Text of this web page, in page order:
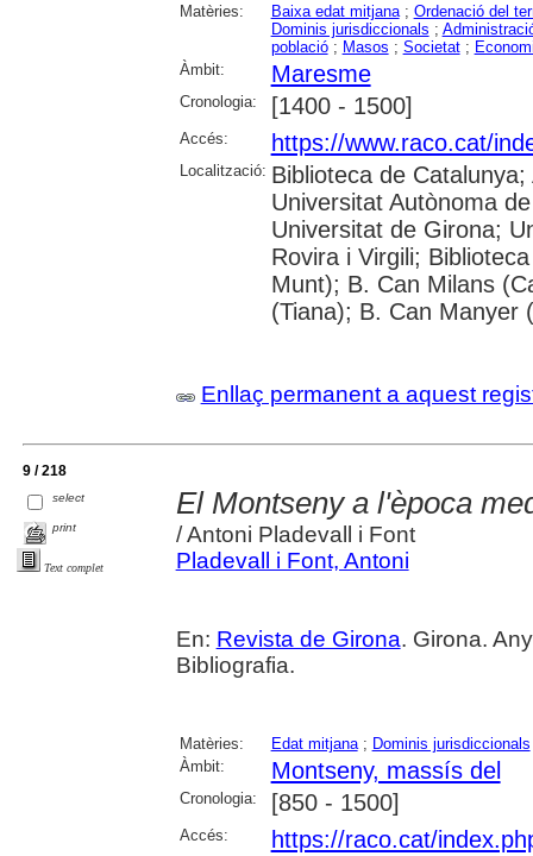
Matèries: Baixa edat mitjana; Ordenació del
Dominis jurisdiccionals ;
població; Masos ; Societat;
Àmbit:
Maresme
Cronologia: [1400 - 1500]
Accés: https://www.raco.cat/
Localització: Biblioteca de
Universitat Autònoma
Universitat de Girona;
Rovira i Virgili;
Munt); B. Can Milans
(Tiana); B. Can Manyer
Enllaç permanent a aquest
9 / 218
select
print
Text complet
El Montseny a l'època
/ Antoni Pladevall i Font
Pladevall i Font, Antoni
En: Revista de Girona. Girona.
Bibliografia.
Matèries: Edat mitjana; Dominis jurisdiccionals
Àmbit:
Montseny, massís del
Cronologia: [850 - 1500]
Accés: https://raco.cat/